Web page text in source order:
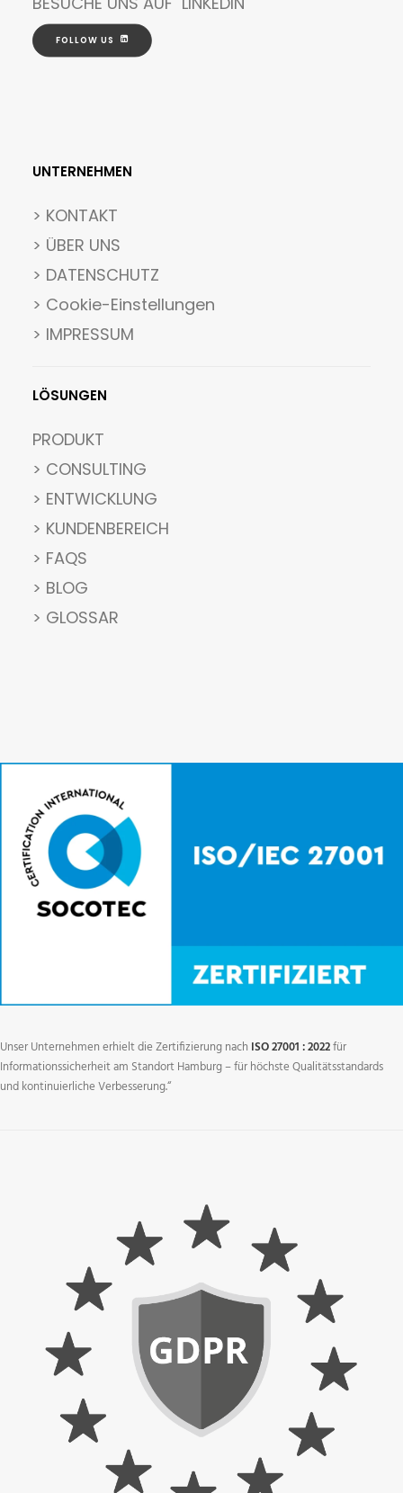
FOLLOW US
UNTERNEHMEN
> KONTAKT
> ÜBER UNS
> DATENSCHUTZ
> Cookie-Einstellungen
> IMPRESSUM
LÖSUNGEN
PRODUKT
> CONSULTING
> ENTWICKLUNG
> KUNDENBEREICH
> FAQS
> BLOG
> GLOSSAR
Unser Unternehmen erhielt die Zertifizierung nach ISO 27001 : 2022für
Informationssicherheit am Standort Hamburg – für höchste Qualitätsstandards
und kontinuierliche Verbesserung.“